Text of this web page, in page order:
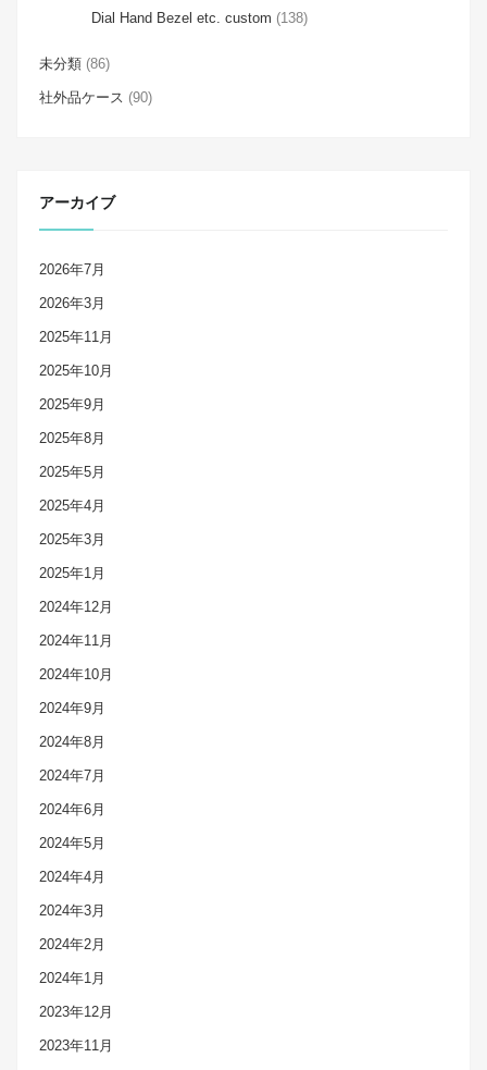
Dial Hand Bezel etc. custom (138)
未分類 (86)
社外品ケース (90)
アーカイブ
2026年7月
2026年3月
2025年11月
2025年10月
2025年9月
2025年8月
2025年5月
2025年4月
2025年3月
2025年1月
2024年12月
2024年11月
2024年10月
2024年9月
2024年8月
2024年7月
2024年6月
2024年5月
2024年4月
2024年3月
2024年2月
2024年1月
2023年12月
2023年11月